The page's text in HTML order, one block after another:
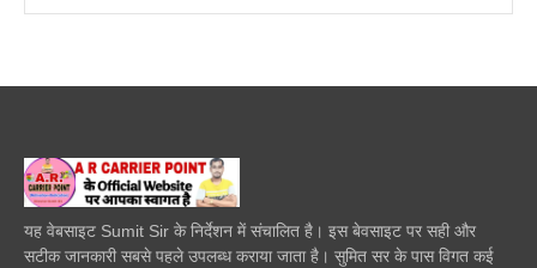
यह वेबसाइट Sumit Sir के निर्देशन में संचालित है। इस बेवसाइट पर सही और
सटीक जानकारी सबसे पहले उपलब्ध कराया जाता है। सुमित सर के पास विगत कई